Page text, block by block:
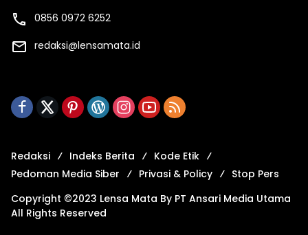
0856 0972 6252
redaksi@lensamata.id
Redaksi Indeks Berita
Kode Etik
Pedoman Media Siber
Privasi & Policy
Stop Pers
Copyright ©2023 Lensa Mata By PT Ansari Media Utama
All Rights Reserved